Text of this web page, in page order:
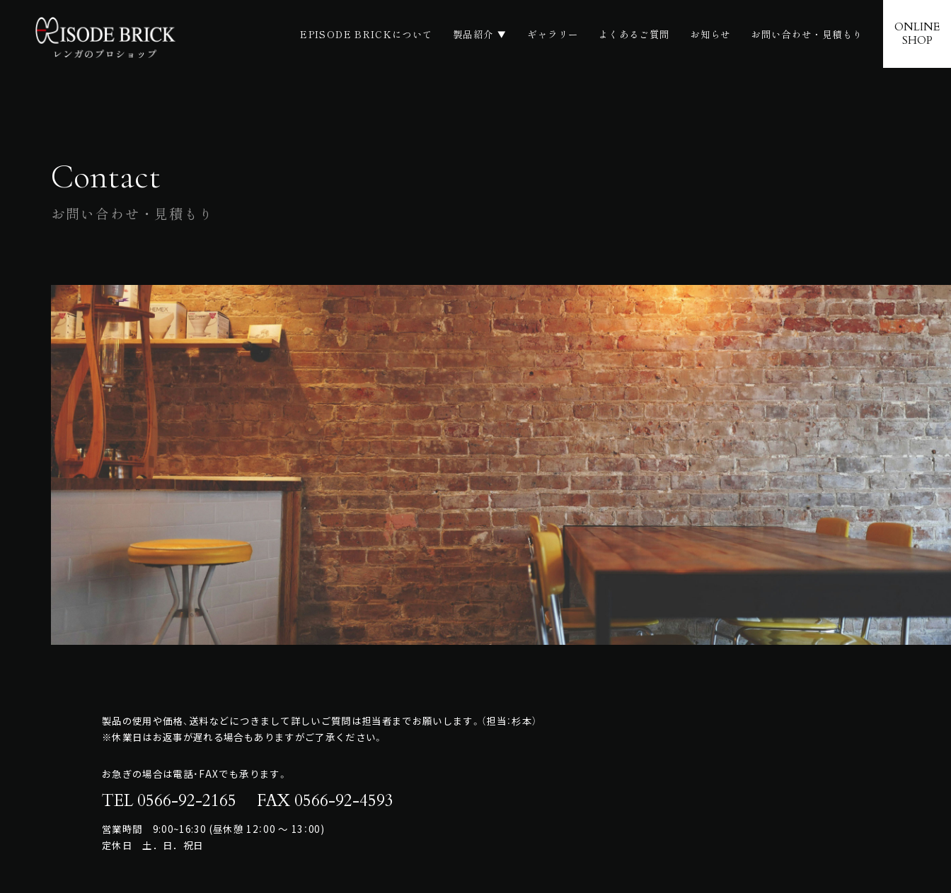
EPISODE BRICKについて 製品紹介 ギャラリー よくあるご質問 お知らせ お問い合わせ・見積もり
ONLINE
SHOP
Contact
お問い合わせ・見積もり
製品の使用や価格、送料などにつきまして詳しいご質問は担当者までお願いします。（担当：杉本）
※休業日はお返事が遅れる場合もありますがご了承ください。
お急ぎの場合は電話・FAXでも承ります。
TEL 0566-92-2165 FAX 0566-92-4593
営業時間 9:00~16:30 (昼休憩 12：00 ～ 13：00)
定休日 土．日．祝日